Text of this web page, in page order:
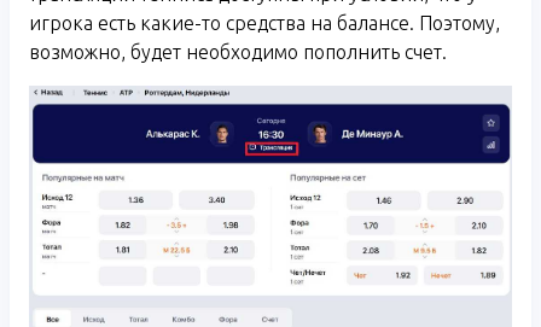
игрока есть какие-то средства на балансе. Поэтому,
возможно, будет необходимо пополнить счет.